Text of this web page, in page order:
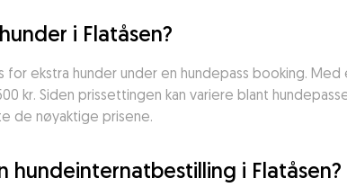
i Flatåsen?
ekstra hunder under en hundepass booking. Med
kr. Siden prissettingen kan variere blant
de nøyaktige prisene.
hundeinternatbestilling i Flatåsen?